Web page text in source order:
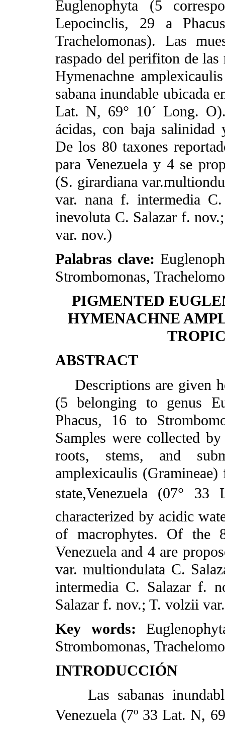
Euglenophyta (5
Lepocinclis, 29 a
Trachelomonas). Las
raspado del perifiton de
Hymenachne
sabana inundable ubicada
Lat. N, 69° 10´ Long.
ácidas, con baja salinidad
De los 80 taxones
para Venezuela y 4 se
(S. girardiana
var. nana f. intermedia
inevoluta C. Salazar f.
var. nov.)
Palabras clave:
Strombomonas,
PIGMENTED
HYMENACHNE
ABSTRACT
Descriptions are given
(5 belonging to genus
Phacus, 16 to
Samples were collected
roots, stems, and
amplexicaulis
state,Venezuela (07°
characterized by acidic
of macrophytes. Of the
Venezuela and 4 are
var. multiondulata C.
intermedia C. Salazar f.
Salazar f. nov.; T. volzii
Key words:
Strombomonas,
INTRODUCCIÓN
Las sabanas
Venezuela (7º 33 Lat. N,